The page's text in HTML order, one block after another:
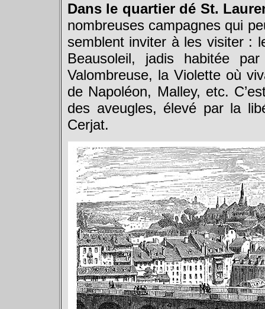
Dans le quartier dé St.
nombreuses campagnes qui
semblent inviter à les visiter :
Beausoleil, jadis habitée
Valombreuse, la Violette où
de Napoléon, Malley, etc.
des aveugles, élevé par la
Cerjat.